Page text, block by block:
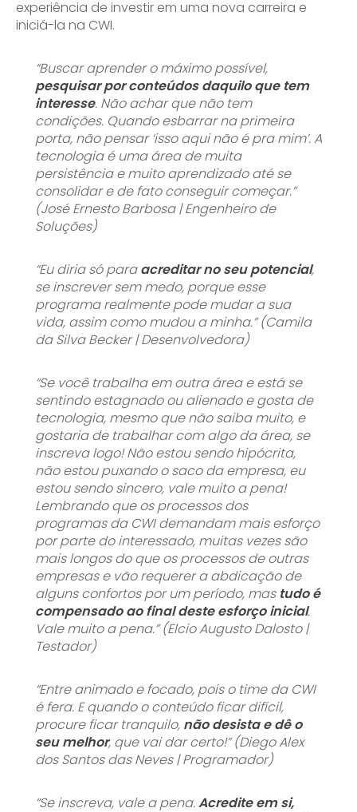
experiência de investir em uma nova carreira e
iniciá-la na CWI.
“Buscar aprender o máximo possível,
pesquisar por conteúdos daquilo que tem
interesse. Não achar que não tem
condições. Quando esbarrar na primeira
porta, não pensar ‘isso aqui não é pra mim’. A
tecnologia é uma área de muita
persistência e muito aprendizado até se
consolidar e de fato conseguir começar.”
(José Ernesto Barbosa | Engenheiro de
Soluções)
“Eu diria só paraacreditar no seu potencial,
se inscrever sem medo, porque esse
programa realmente pode mudar a sua
vida, assim como mudou a minha.” (Camila
da Silva Becker | Desenvolvedora)
“Se você trabalha em outra área e está se
sentindo estagnado ou alienado e gosta de
tecnologia, mesmo que não saiba muito, e
gostaria de trabalhar com algo da área, se
inscreva logo! Não estou sendo hipócrita,
não estou puxando o saco da empresa, eu
estou sendo sincero, vale muito a pena!
Lembrando que os processos dos
programas da CWI demandam mais esforço
por parte do interessado, muitas vezes são
mais longos do que os processos de outras
empresas e vão requerer a abdicação de
alguns confortos por um período, mas tudo é
compensado ao final deste esforço inicial.
Vale muito a pena.” (Elcio Augusto Dalosto |
Testador)
“Entre animado e focado, pois o time da CWI
éfera. E quando o conteúdo ficar difícil,
procure ficar tranquilo, não desista e dê o
seu melhor, que vai dar certo!” (Diego Alex
dos Santos das Neves | Programador)
“Se inscreva, vale a pena.Acredite em si,